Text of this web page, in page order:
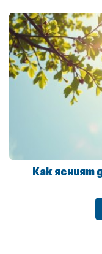
Как ясният